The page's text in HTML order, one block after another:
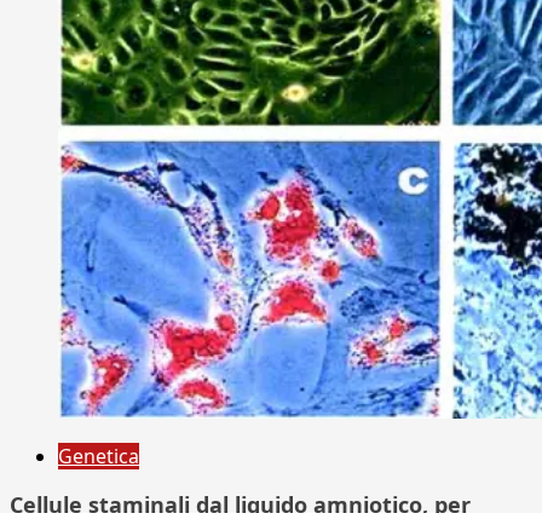
Genetica
Cellule staminali dal liquido amniotico, per